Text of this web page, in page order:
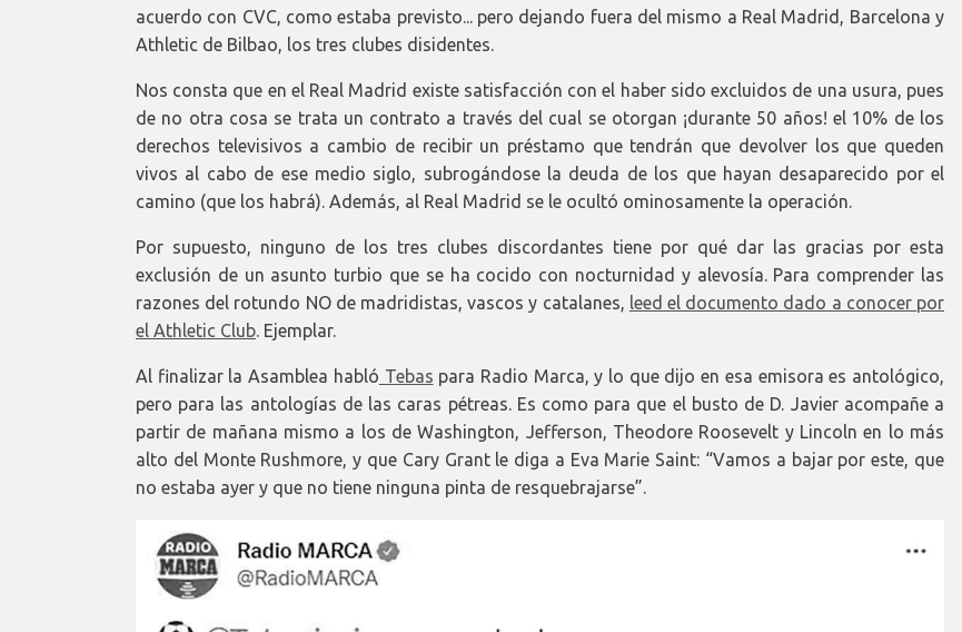
acuerdo con CVC, como estaba previsto... pero dejando fuera del mismo a Real Madrid, Barcelona y
Athletic de Bilbao, los tres clubes disidentes.
Nos consta que en el Real Madrid existe satisfacción con el haber sido excluidos de una usura, pues
de no otra cosa se trata un contrato a través del cual se otorgan ¡durante 50 años! el 10% de los
derechos televisivos a cambio de recibir un préstamo que tendrán que devolver los que queden
vivos al cabo de ese medio siglo, subrogándose la deuda de los que hayan desaparecido por el
camino (que los habrá). Además, al Real Madrid se le ocultó ominosamente la operación.
Por supuesto, ninguno de los tres clubes discordantes tiene por qué dar las gracias por esta
exclusión de un asunto turbio que se ha cocido con nocturnidad y alevosía. Para comprender las
razones del rotundo NO de madridistas, vascos y catalanes, leed el documento dado a conocer por
el Athletic Club. Ejemplar.
Al finalizar la Asamblea habló Tebas para Radio Marca, y lo que dijo en esa emisora es antológico,
pero para las antologías de las caras pétreas. Es como para que el busto de D. Javier acompañe a
partir de mañana mismo a los de Washington, Jefferson, Theodore Roosevelt y Lincoln en lo más
alto del Monte Rushmore, y que Cary Grant le diga a Eva Marie Saint: “Vamos a bajar por este, que
no estaba ayer y que no tiene ninguna pinta de resquebrajarse”.